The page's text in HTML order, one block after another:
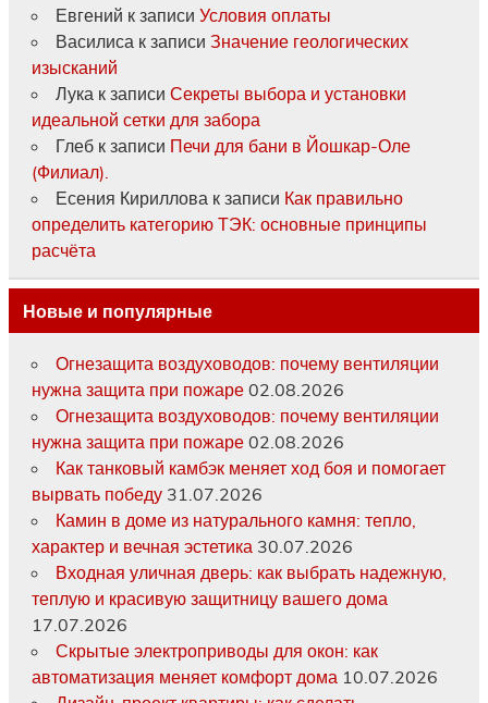
Евгений к записи Условия оплаты
Василисак записи Значение геологических
изысканий
Лукак записи Секреты выбора и установки
идеальной сетки для забора
Глебк записи Печи для бани в Йошкар-Оле
(Филиал).
Есения Кирилловак записи Как правильно
определить категорию ТЭК: основные принципы
расчёта
Новые и популярные
Огнезащита воздуховодов: почему вентиляции
нужна защита при пожаре 02.08.2026
Огнезащита воздуховодов: почему вентиляции
нужна защита при пожаре 02.08.2026
Как танковый камбэк меняет ход боя и помогает
вырвать победу 31.07.2026
Камин в доме из натурального камня: тепло,
характер и вечная эстетика 30.07.2026
Входная уличная дверь: как выбрать надежную,
теплую и красивую защитницу вашего дома
17.07.2026
Скрытые электроприводы для окон: как
автоматизация меняет комфорт дома 10.07.2026